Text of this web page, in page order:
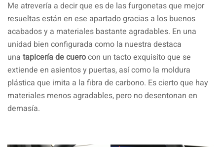
Me atrevería a decir que es de las furgonetas que mejor
resueltas están en ese apartado gracias a los buenos
acabados y a materiales bastante agradables. En una
unidad bien configurada como la nuestra destaca
una tapicería de cuerocon un tacto exquisito que se
extiende en asientos y puertas, así como la moldura
plástica que imita a la fibra de carbono. Es cierto que hay
materiales menos agradables, pero no desentonan en
demasía.